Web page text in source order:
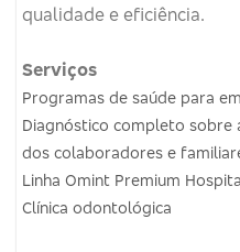
qualidade e eficiência.
Serviços
Programas de saúde para
Diagnóstico completo sobre
dos colaboradores e
Linha Omint Premium
Clínica odontológica